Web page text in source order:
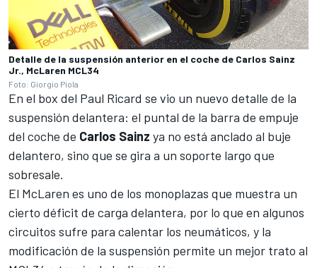
Detalle de la suspensión anterior en el coche de Carlos Sainz
Jr., McLaren MCL34
Foto: Giorgio Piola
En el box del Paul Ricard se vio un nuevo detalle de la
suspensión delantera: el puntal de la barra de empuje
del coche de Carlos Sainz ya no está anclado al buje
delantero, sino que se gira a un soporte largo que
sobresale.
El McLaren es uno de los monoplazas que muestra un
cierto déficit de carga delantera, por lo que en algunos
circuitos sufre para calentar los neumáticos, y la
modificación de la suspensión permite un mejor trato al